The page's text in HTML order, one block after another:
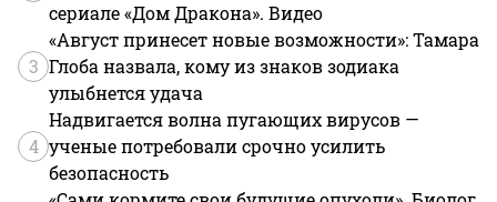
сериале «Дом Дракона». Видео
3
«Август принесет новые возможности»: Тамара
Глоба назвала, кому из знаков зодиака
улыбнется удача
4
Надвигается волна пугающих вирусов —
ученые потребовали срочно усилить
безопасность